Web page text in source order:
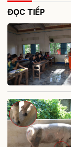
ĐỌC TIẾP